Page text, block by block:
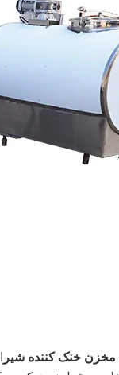
مخزن خنک کننده شیر